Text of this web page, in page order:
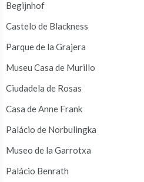
Begijnhof
Castelo de Blackness
Parque de la Grajera
Museu Casa de Murillo
Ciudadela de Rosas
Casa de Anne Frank
Palácio de Norbulingka
Museo de la Garrotxa
Palácio Benrath